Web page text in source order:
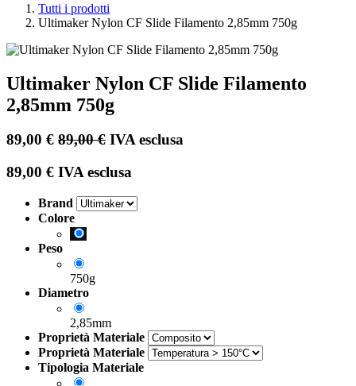
Tutti i prodotti
Ultimaker Nylon CF Slide Filamento 2,85mm 750g
Ultimaker Nylon CF Slide Filamento
2,85mm 750g
89,00 € 89,00€ IVA esclusa
89,00 € IVA esclusa
Brand
Colore
Peso
750g
Diametro
2,85mm
Proprietà Materiale
Proprietà Materiale
Tipologia Materiale